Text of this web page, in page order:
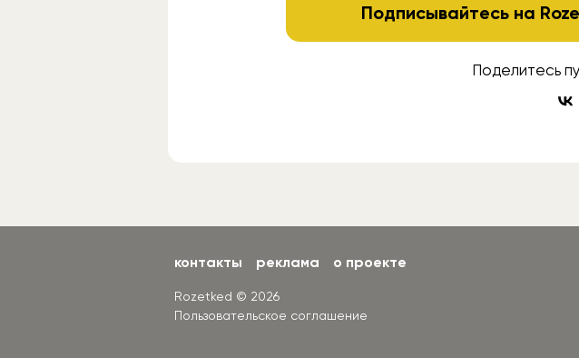
Подписывайтесь на
Поделитесь
контакты реклама о проекте
Rozetked © 2026
Пользовательское соглашение